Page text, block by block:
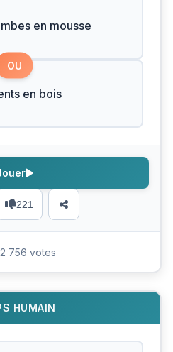
en mousse
OU
en bois
221
756 votes
HUMAIN